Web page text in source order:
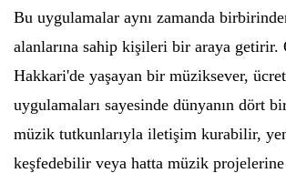
Bu uygulamalar aynı zamanda
alanlarına sahip kişileri bir araya getirir.
Hakkari'de yaşayan bir müziksever,
uygulamaları sayesinde dünyanın dört
müzik tutkunlarıyla iletişim kurabilir,
keşfedebilir veya hatta müzik